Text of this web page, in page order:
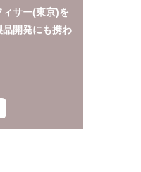
サー(東京)を
開発にも携わ